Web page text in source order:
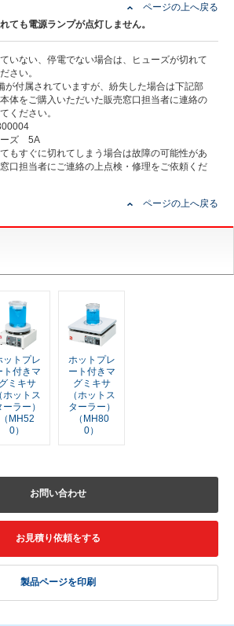
ページの上へ戻る
ても電源ランプが点灯しません。
いない、停電でない場合は、ヒューズが切れて
さい。
が付属されていますが、紛失した場合は下記部
体をご購入いただいた販売窓口担当者に連絡の
ください。
ズ 5A
もすぐに切れてしまう場合は故障の可能性があ
口担当者にご連絡の上点検・修理をご依頼くだ
ページの上へ戻る
ットプレ
ト付きマ
グミキサ
ホットス
ーラー）
（MH52
0）
ホットプレ
ート付きマ
グミキサ
（ホットス
ターラー）
（MH80
0）
お問い合わせ
お見積り依頼をする
製品ページを印刷